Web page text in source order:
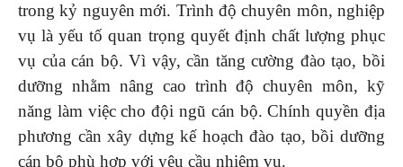
trong kỷ nguyên mới. Trình độ chuyên môn, nghiệp
vụ là yếu tố quan trọng quyết định chất lượng phục
vụ của cán bộ. Vì vậy, cần tăng cường đào tạo, bồi
dưỡng nhằm nâng cao trình độ chuyên môn, kỹ
năng làm việc cho đội ngũ cán bộ. Chính quyền địa
phương cần xây dựng kế hoạch đào tạo, bồi dưỡng
cán bộ phù hợp với yêu cầu nhiệm vụ.